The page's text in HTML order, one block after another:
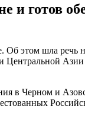
и готов
этом шла
Центральной
в Черном и